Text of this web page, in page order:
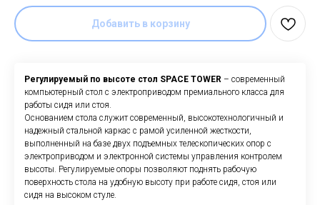
Добавить в корзину
Регулируемый по высоте стол SPACE TOWER – современный
компьютерный стол с электроприводом премиального класса для
работы сидя или стоя.
Основанием стола служит современный, высокотехнологичный и
надежный стальной каркас с рамой усиленной жесткости,
выполненный на базе двух подъемных телескопических опор с
электроприводом и электронной системы управления контролем
высоты. Регулируемые опоры позволяют поднять рабочую
поверхность стола на удобную высоту при работе сидя, стоя или
сидя на высоком стуле.